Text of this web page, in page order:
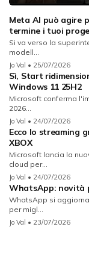
Meta AI può agire
termine i tuoi
Si va verso la
modell...
Jo Val • 25/07/2026
Sì, Start
Windows 11 25H2
Microsoft conferma
2026...
Jo Val • 24/07/2026
Ecco lo streaming
XBOX
Microsoft lancia la
cloud per...
Jo Val • 24/07/2026
WhatsApp: novità
WhatsApp si
per migl...
Jo Val • 23/07/2026